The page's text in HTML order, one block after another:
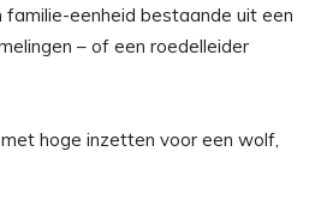
eenheid bestaande uit een
– of een roedelleider
hoge inzetten voor een wolf,